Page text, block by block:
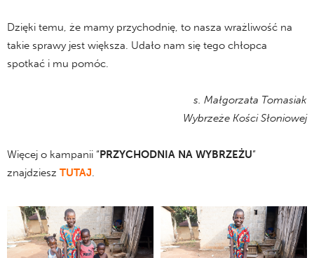
Dzięki temu, że mamy przychodnię, to nasza wrażliwość na
takie sprawy jest większa. Udało nam się tego chłopca
spotkać i mu pomóc.
s. Małgorzata Tomasiak
Wybrzeże Kości Słoniowej
Więcej o kampanii “PRZYCHODNIA NA WYBRZEŻU”
znajdziesz TUTAJ.